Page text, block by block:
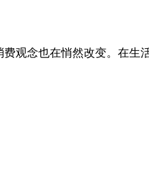
观念也在悄然改变。在